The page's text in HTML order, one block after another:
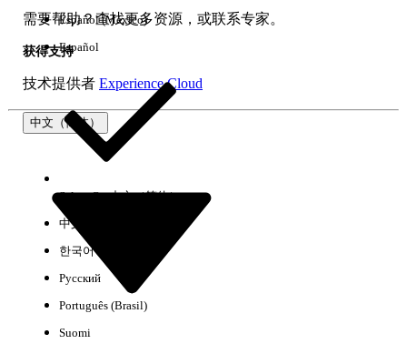
以下是一些搜索提示
需要帮助？查找更多资源，或联系专家。
获得支持
技术提供者 Experience Cloud
中文（简体）
Español (México)
Español
Select Org中文（简体）
中文（繁体）
한국어
Русский
Português (Brasil)
Suomi